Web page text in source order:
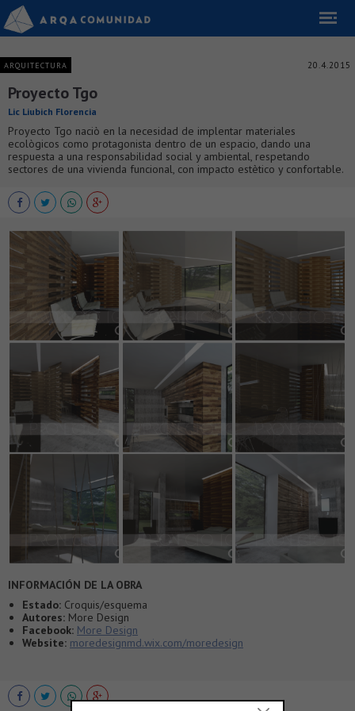
ARQUITECTURA 20.4.2015
Proyecto Tgo
Lic Liubich Florencia
Proyecto Tgo naciò en la necesidad de implentar materiales
ecològicos como protagonista dentro de un espacio, dando una
respuesta a una responsabilidad social y ambiental, respetando
sectores de una vivienda funcional, con impacto estètico y confortable.
INFORMACIÓN DE LA OBRA
Estado: Croquis/esquema
Autores: More Design
Facebook: More Design
Website: moredesignmd.wix.com/moredesign